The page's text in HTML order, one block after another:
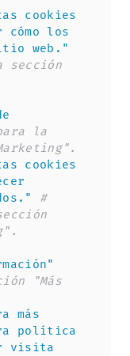
cookies
cómo los
web."
sección
la
cookies
#
"Más
más
política
visita